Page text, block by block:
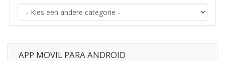
APP MOVIL PARA ANDROID